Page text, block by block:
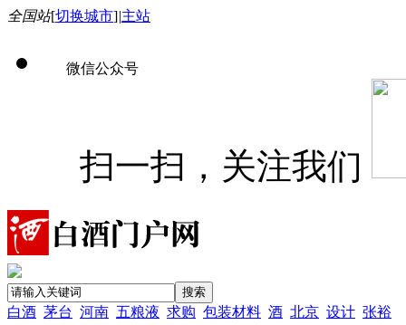
全国站[切换城市]|主站
微信公众号
扫一扫，关注我们
白酒 茅台 河南 五粮液 求购 包装材料 酒 北京 设计 张裕